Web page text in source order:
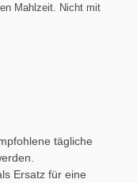
Mahlzeit. Nicht mit
tägliche
Ersatz für eine